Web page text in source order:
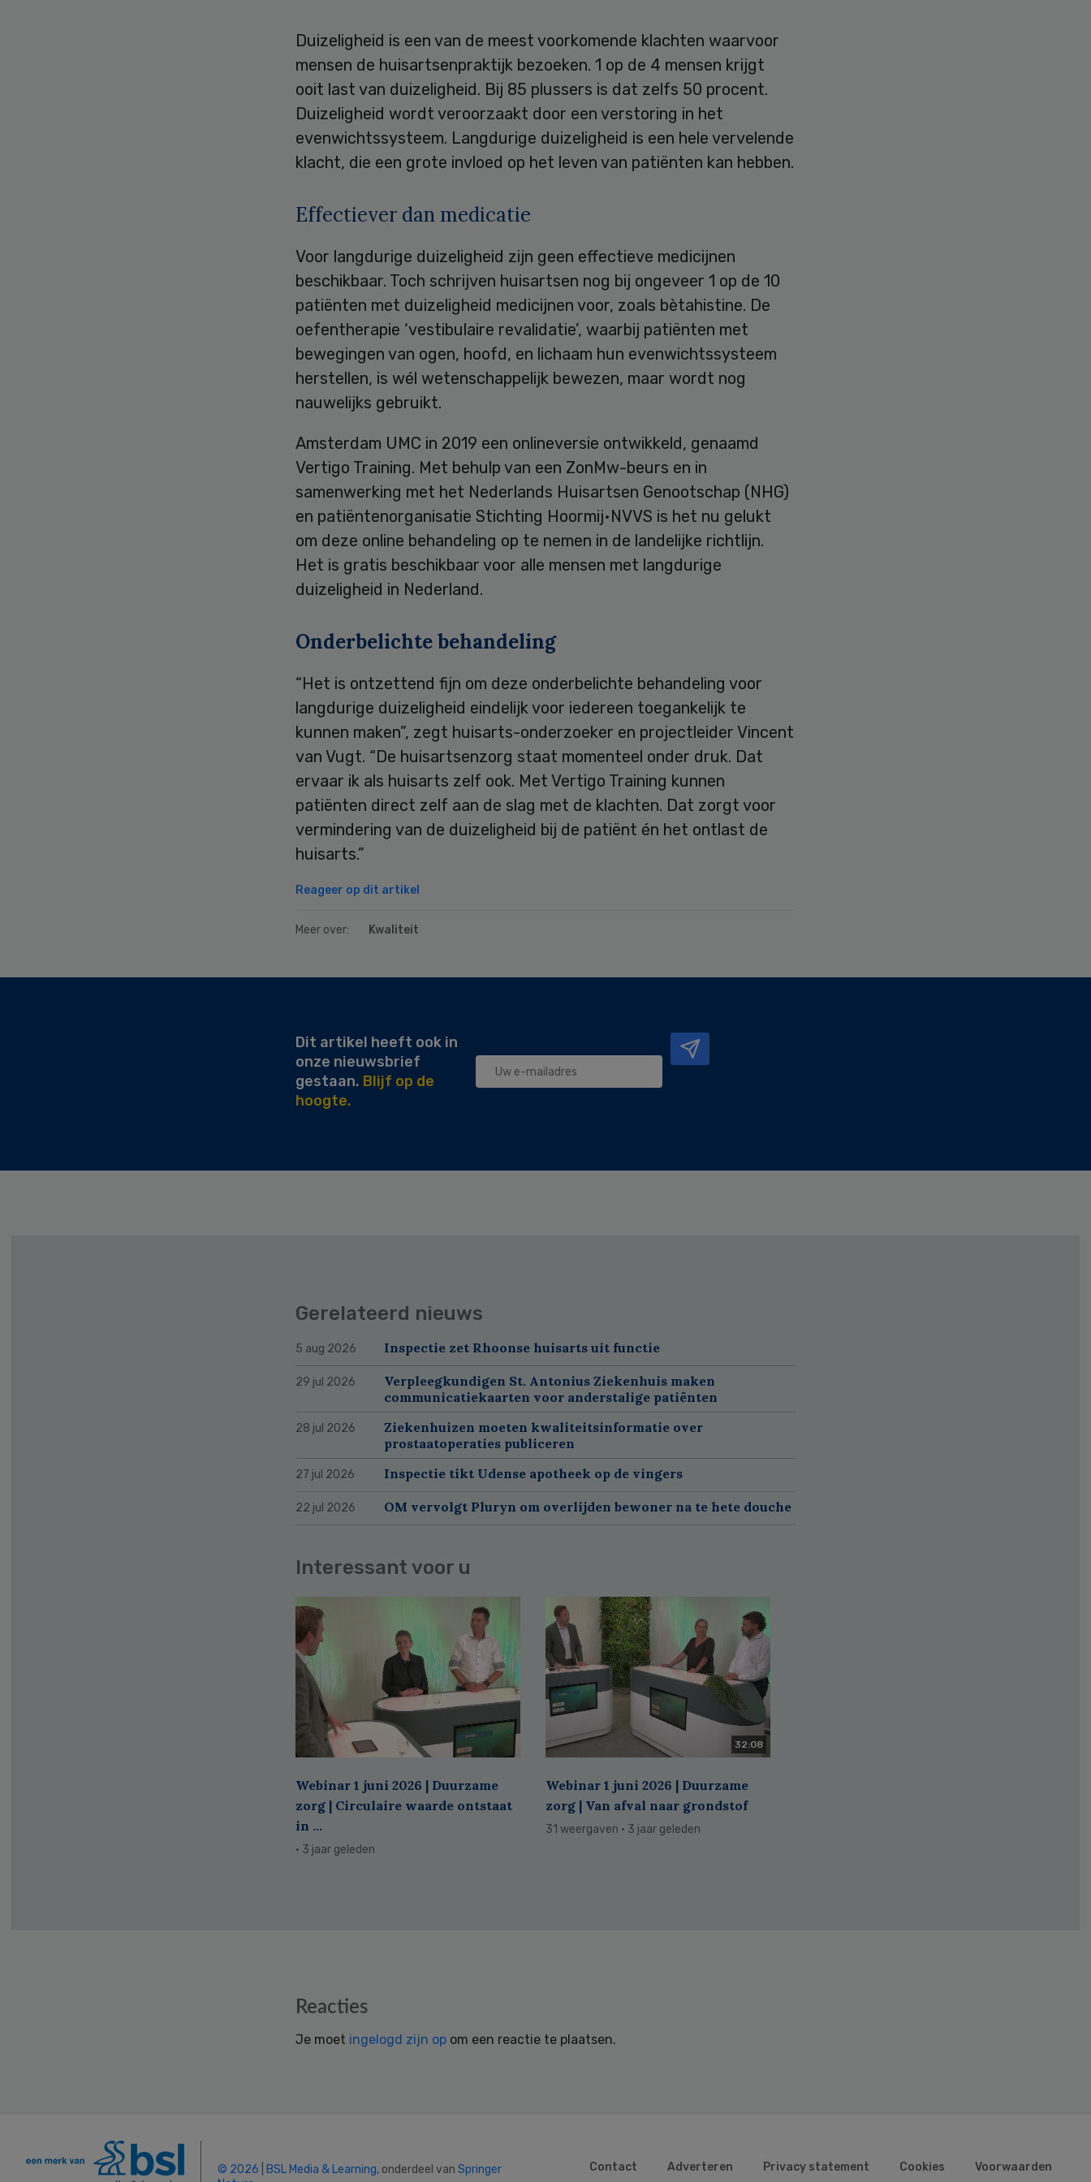
Duizeligheid is een van de meest voorkomende klachten waarvoor
mensen de huisartsenpraktijk bezoeken. 1 op de 4 mensen krijgt
ooit last van duizeligheid. Bij 85 plussers is dat zelfs 50 procent.
Duizeligheid wordt veroorzaakt door een verstoring in het
evenwichtssysteem. Langdurige duizeligheid is een hele vervelende
klacht, die een grote invloed op het leven van patiënten kan hebben.
Effectiever dan medicatie
Voor langdurige duizeligheid zijn geen effectieve medicijnen
beschikbaar. Toch schrijven huisartsen nog bij ongeveer 1 op de 10
patiënten met duizeligheid medicijnen voor, zoals bètahistine. De
oefentherapie ‘vestibulaire revalidatie’, waarbij patiënten met
bewegingen van ogen, hoofd, en lichaam hun evenwichtssysteem
herstellen, is wél wetenschappelijk bewezen, maar wordt nog
nauwelijks gebruikt.
Amsterdam UMC in 2019 een onlineversie ontwikkeld, genaamd
Vertigo Training. Met behulp van een ZonMw-beurs en in
samenwerking met het Nederlands Huisartsen Genootschap (NHG)
en patiëntenorganisatie Stichting Hoormij•NVVS is het nu gelukt
om deze online behandeling op te nemen in de landelijke richtlijn.
Het is gratis beschikbaar voor alle mensen met langdurige
duizeligheid in Nederland.
Onderbelichte behandeling
“Het is ontzettend fijn om deze onderbelichte behandeling voor
langdurige duizeligheid eindelijk voor iedereen toegankelijk te
kunnen maken”, zegt huisarts-onderzoeker en projectleider Vincent
van Vugt. “De huisartsenzorg staat momenteel onder druk. Dat
ervaar ik als huisarts zelf ook. Met Vertigo Training kunnen
patiënten direct zelf aan de slag met de klachten. Dat zorgt voor
vermindering van de duizeligheid bij de patiënt én het ontlast de
huisarts.”
Reageer op dit artikel
Meer over: Kwaliteit
Dit artikel heeft ook in
onze nieuwsbrief
gestaan. Blijf op de
hoogte.
Gerelateerd nieuws
5 aug 2026 Inspectie zet Rhoonse huisarts uit functie
29 jul 2026
Verpleegkundigen St. Antonius Ziekenhuis maken
communicatiekaarten voor anderstalige patiënten
28 jul 2026
Ziekenhuizen moeten kwaliteitsinformatie over
prostaatoperaties publiceren
27 jul 2026 Inspectie tikt Udense apotheek op de vingers
22 jul 2026 OM vervolgt Pluryn om overlijden bewoner na te hete douche
Interessant voor u
Webinar 1 juni 2026 | Duurzame
zorg | Circulaire waarde ontstaat
in ...
· 3 jaar geleden
32:08
Webinar 1 juni 2026 | Duurzame
zorg | Van afval naar grondstof
31 weergaven · 3 jaar geleden
Reacties
Je moet ingelogd zijn op om een reactie te plaatsen.
© 2026 | BSL Media & Learning, onderdeel van Springer
Contact Adverteren Privacy statement Cookies Voorwaarden